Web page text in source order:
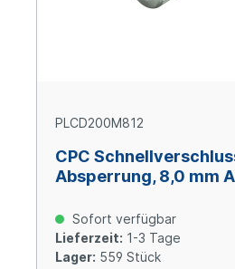
PLCD200M812
CPC
Absperrung, 8,0 mm
Sofort verfügbar
Lieferzeit: 1-3 Tage
Lager: 559 Stück